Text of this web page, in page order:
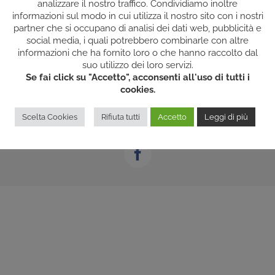
Reserved | P.IVA: 02588130027 | COOKIES/PRIVACY | Powered by
Facebook
analizzare il nostro traffico. Condividiamo inoltre
informazioni sul modo in cui utilizza il nostro sito con i nostri
partner che si occupano di analisi dei dati web, pubblicità e
social media, i quali potrebbero combinarle con altre
informazioni che ha fornito loro o che hanno raccolto dal
suo utilizzo dei loro servizi.
Se fai click su "Accetto", acconsenti all'uso di tutti i
cookies.
Scelta Cookies Rifiuta tutti Accetto Leggi di più